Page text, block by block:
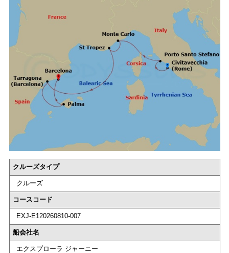
クルーズタイプ
クルーズ
コースコード
EXJ-E120260810-007
船会社名
エクスプローラ ジャーニー